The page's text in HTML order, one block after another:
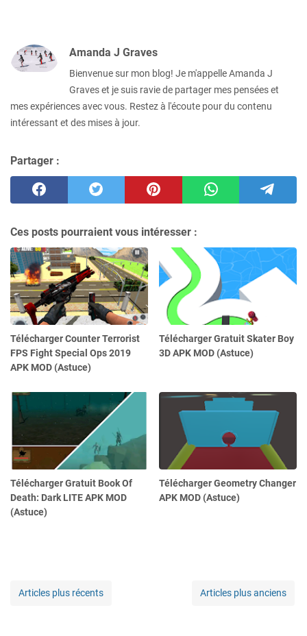
Amanda J Graves
Bienvenue sur mon blog! Je m'appelle Amanda J
Graves et je suis ravie de partager mes pensées et
mes expériences avec vous. Restez à l'écoute pour du contenu
intéressant et des mises à jour.
Partager :
Ces posts pourraient vous intéresser :
Télécharger Counter Terrorist
FPS Fight Special Ops 2019
APK MOD (Astuce)
Télécharger Gratuit Skater Boy
3D APK MOD (Astuce)
Télécharger Gratuit Book Of
Death: Dark LITE APK MOD
(Astuce)
Télécharger Geometry Changer
APK MOD (Astuce)
Articles plus récents Articles plus anciens